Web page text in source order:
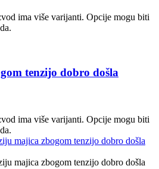
ima više varijanti. Opcije mogu biti
tenzijo dobro došla
ima više varijanti. Opcije mogu biti